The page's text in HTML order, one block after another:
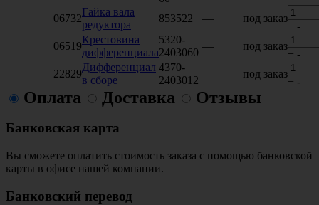
06732
Гайка вала
редуктора
853522 — под заказ
+ -
06519
Крестовина
дифференциала
5320-
2403060
— под заказ
+ -
22829
Дифференциал
в сборе
4370-
2403012
— под заказ
+ -
Оплата Доставка Отзывы
Банковская карта
Вы сможете оплатить стоимость заказа с помощью банковской
карты в офисе нашей компании.
Банковский перевод